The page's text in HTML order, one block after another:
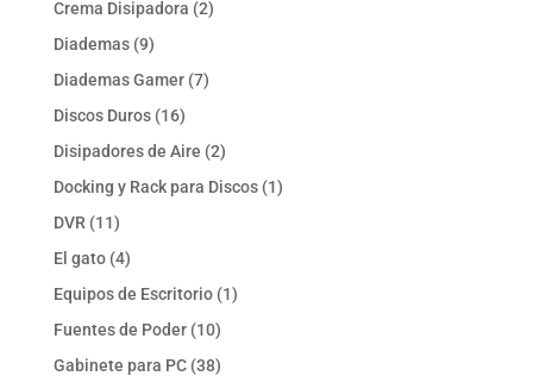
Crema Disipadora 22
Diademas 99
productos
Diademas Gamer 77
Discos Duros 1616
productos
Disipadores de Aire 22
productos
Docking y Rack para Discos 11
DVR 1111
productos
El gato 44
productos
Equipos de Escritorio 11
Fuentes de Poder 1010
productos
Gabinete para PC 3838